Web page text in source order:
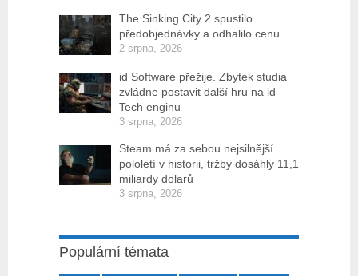
The Sinking City 2 spustilo
předobjednávky a odhalilo cenu
2 srpna, 2026
id Software přežije. Zbytek studia
zvládne postavit další hru na id
Tech enginu
3 srpna, 2026
Steam má za sebou nejsilnější
pololetí v historii, tržby dosáhly 11,1
miliardy dolarů
3 srpna, 2026
Populární témata